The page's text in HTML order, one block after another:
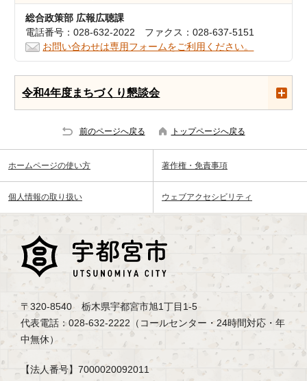
総合政策部 広報広聴課
電話番号：028-632-2022 ファクス：028-637-5151
お問い合わせは専用フォームをご利用ください。
令和4年度まちづくり懇談会
前のページへ戻る トップページへ戻る
ホームページの使い方 著作権・免責事項
個人情報の取り扱い ウェブアクセシビリティ
〒320-8540 栃木県宇都宮市旭1丁目1-5
代表電話：028-632-2222（コールセンター・24時間対応・年
中無休）
【法人番号】7000020092011